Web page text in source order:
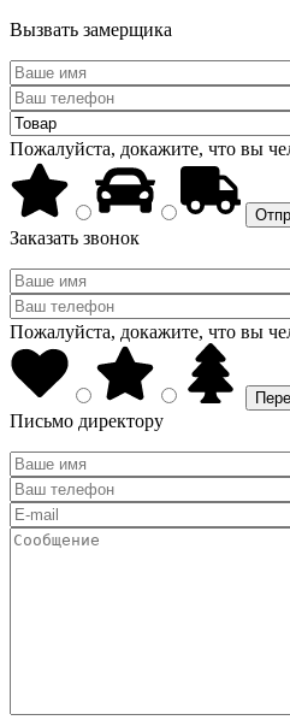
Вызвать замерщика
Пожалуйста, докажите, что вы
Заказать звонок
Пожалуйста, докажите, что вы
Письмо директору